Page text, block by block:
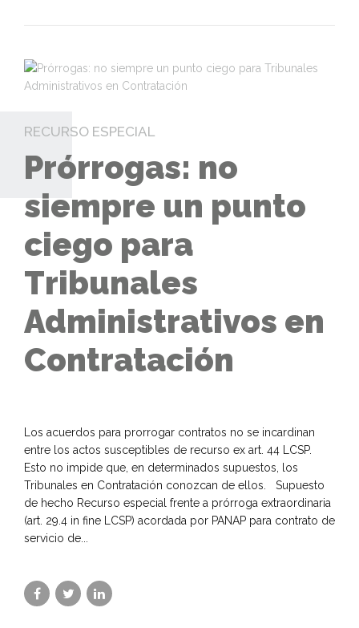
RECURSO ESPECIAL
Prórrogas: no
siempre un punto
ciego para
Tribunales
Administrativos en
Contratación
Los acuerdos para prorrogar contratos no se incardinan
entre los actos susceptibles de recurso ex art. 44 LCSP.
Esto no impide que, en determinados supuestos, los
Tribunales en Contratación conozcan de ellos. Supuesto
de hecho Recurso especial frente a prórroga extraordinaria
(art. 29.4 in fine LCSP) acordada por PANAP para contrato de
servicio de...